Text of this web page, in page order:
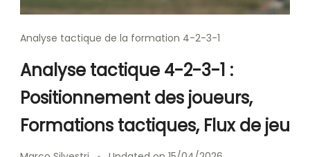
Analyse tactique de la formation 4-2-3-1
Analyse tactique 4-2-3-1 :
Positionnement des joueurs,
Formations tactiques, Flux de jeu